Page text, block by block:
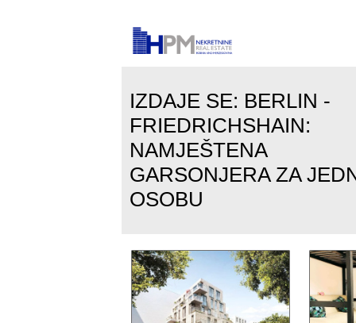
IZDAJE SE: BERLIN -
FRIEDRICHSHAIN:
NAMJEŠTENA
GARSONJERA ZA
OSOBU